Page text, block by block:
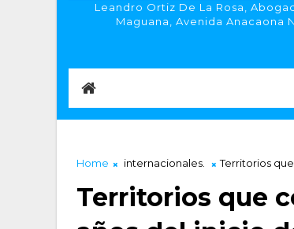
Leandro Ortiz De La Rosa,
Maguana, Avenida Anacaona
Home internacionales. Territorios
Territorios que